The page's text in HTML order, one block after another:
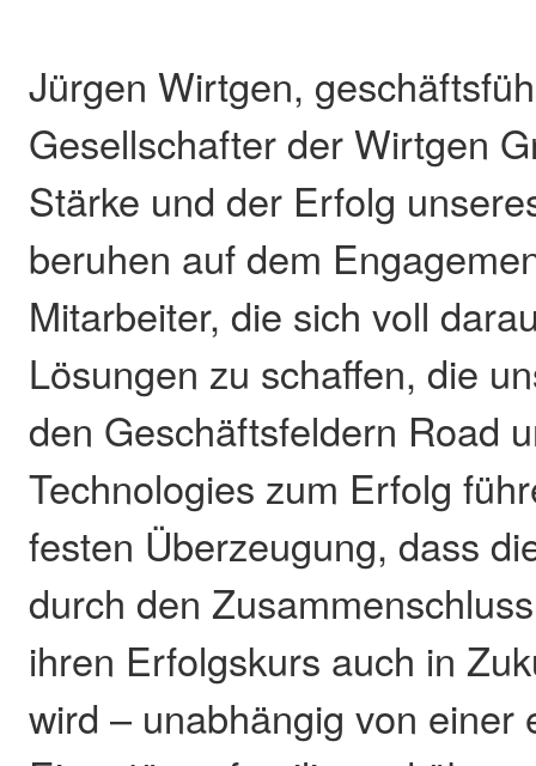
Jürgen Wirtgen,
Gesellschafter der Wirtgen
Stärke und der Erfolg
beruhen auf dem
Mitarbeiter, die sich voll
Lösungen zu schaffen, die
den Geschäftsfeldern Road
Technologies zum Erfolg
festen Überzeugung, dass
durch den
ihren Erfolgskurs auch in
wird – unabhängig von einer